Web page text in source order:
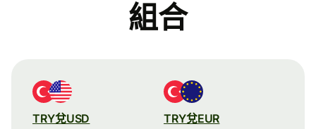
組合
TRY兌USD TRY兌EUR